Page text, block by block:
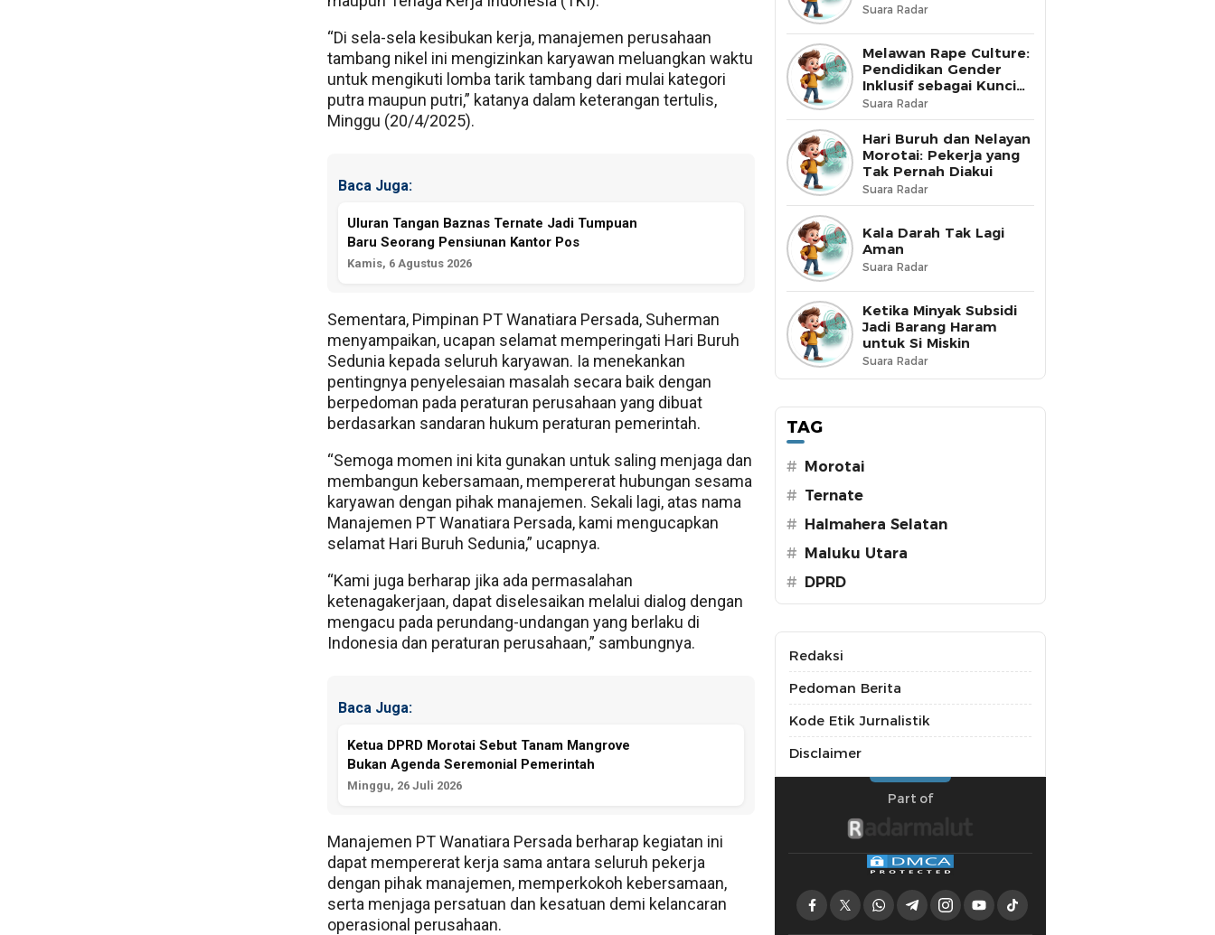
“Di sela-sela kesibukan kerja, manajemen perusahaan
tambang nikel ini mengizinkan karyawan meluangkan waktu
untuk mengikuti lomba tarik tambang dari mulai kategori
putra maupun putri,” katanya dalam keterangan tertulis,
Minggu (20/4/2025).
Baca Juga:
Uluran Tangan Baznas Ternate Jadi Tumpuan
Baru Seorang Pensiunan Kantor Pos
Kamis, 6 Agustus 2026
Sementara, Pimpinan PT Wanatiara Persada, Suherman
menyampaikan, ucapan selamat memperingati Hari Buruh
Sedunia kepada seluruh karyawan. Ia menekankan
pentingnya penyelesaian masalah secara baik dengan
berpedoman pada peraturan perusahaan yang dibuat
berdasarkan sandaran hukum peraturan pemerintah.
“Semoga momen ini kita gunakan untuk saling menjaga dan
membangun kebersamaan, mempererat hubungan sesama
karyawan dengan pihak manajemen. Sekali lagi, atas nama
Manajemen PT Wanatiara Persada, kami mengucapkan
selamat Hari Buruh Sedunia,” ucapnya.
“Kami juga berharap jika ada permasalahan
ketenagakerjaan, dapat diselesaikan melalui dialog dengan
mengacu pada perundang-undangan yang berlaku di
Indonesia dan peraturan perusahaan,” sambungnya.
Baca Juga:
Ketua DPRD Morotai Sebut Tanam Mangrove
Bukan Agenda Seremonial Pemerintah
Minggu, 26 Juli 2026
Manajemen PT Wanatiara Persada berharap kegiatan ini
dapat mempererat kerja sama antara seluruh pekerja
dengan pihak manajemen, memperkokoh kebersamaan,
serta menjaga persatuan dan kesatuan demi kelancaran
operasional perusahaan.
Suara Radar
Melawan Rape Culture:
Pendidikan Gender
Inklusif sebagai Kunci
Perubahan
Suara Radar
Hari Buruh dan Nelayan
Morotai: Pekerja yang
Tak Pernah Diakui
Suara Radar
Kala Darah Tak Lagi
Aman
Suara Radar
Ketika Minyak Subsidi
Jadi Barang Haram
untuk Si Miskin
Suara Radar
TAG
#
Morotai
# Ternate
#
Halmahera Selatan
#
Maluku Utara
#
DPRD
Redaksi
Pedoman Berita
Kode Etik Jurnalistik
Disclaimer
Part of